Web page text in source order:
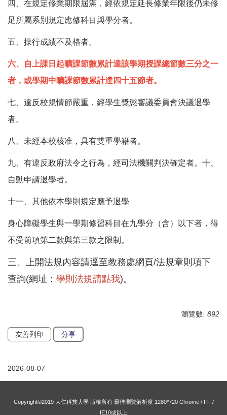
四、在規定修業期限屆滿，經依規定延長修業年限後仍未修
足所屬系別規定應修科目與學分者。
五、操行成績不及格者。
六、自上課日起曠課節數累計達該學期授課總節數三分之一
者，或學期中曠課節數累計達四十五節者。
七、違反校規情節嚴重，經學生獎懲審議委員會決議退學
者。
八、未經本校核准，具有雙重學籍者。
九、有違反政府法令之行為，經司法機關判決確定者。十、
自動申請退學者。
十一、其他依本學則規定應予退學
身心障礙學生與一學期修習科目在九學分（含）以下者，得
不受前項第二款與第三款之限制。
三、上開法規內容請逕至教務處網頁/法規章則項下
查詢(網址： 學則法規請點我)。
瀏覽數: 892
友善列印 分享
2026-08-07
Copyright©2019 大仁科技大學 版權所有 最佳瀏覽解析度 1280*720 Chrome / FF /
IE10或以上